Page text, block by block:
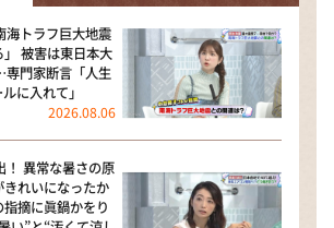
海トラフ巨大地震
被害は東日本大
門家断言「人生
に入れて」
2026.08.06
異常な暑さの原
きれいになったか
摘に眞鍋かをり